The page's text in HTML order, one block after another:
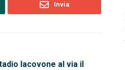
Invia
Iacovone al via il